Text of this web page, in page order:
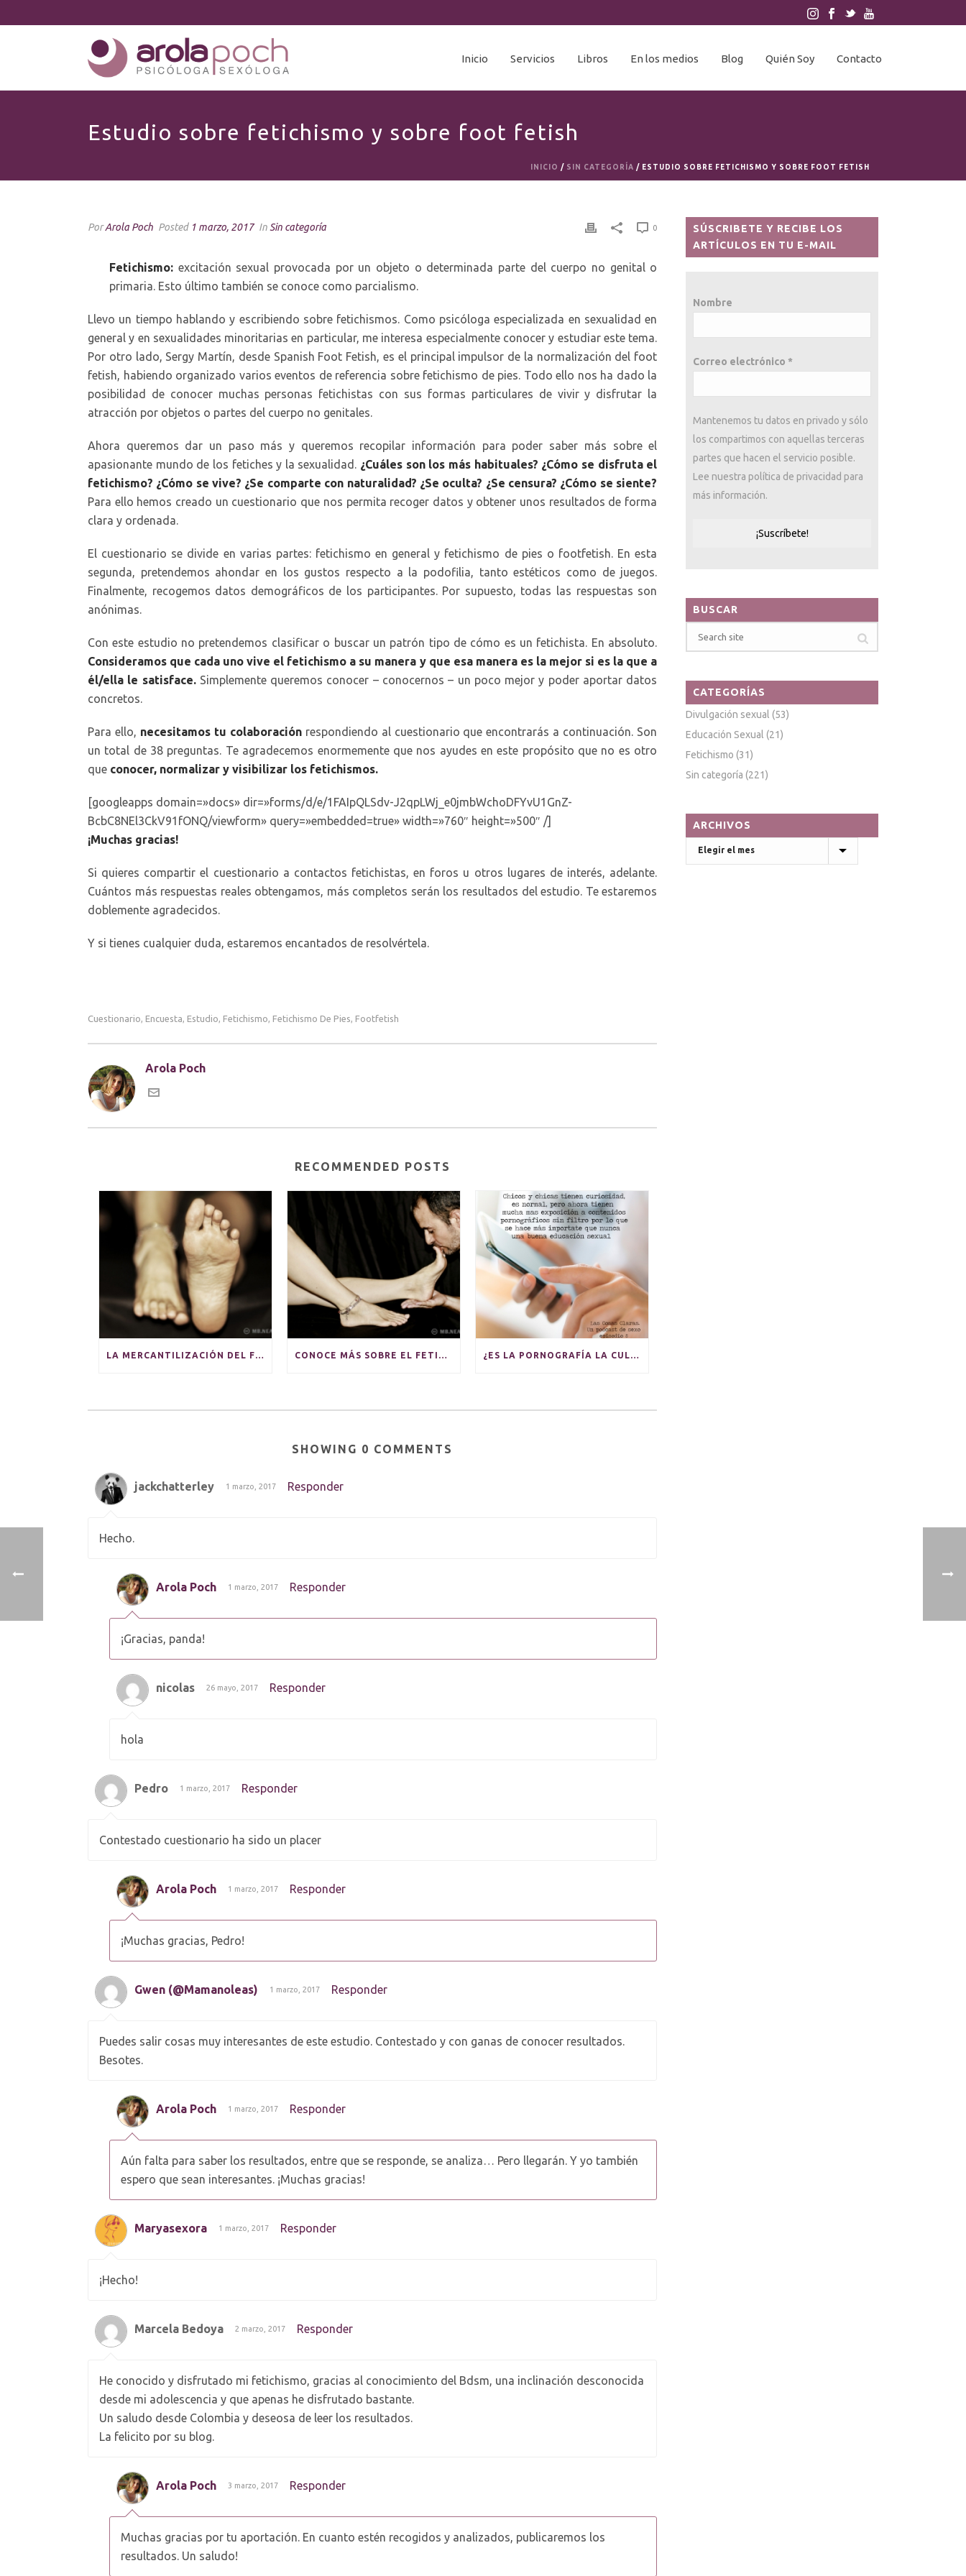
Inicio Servicios Libros En los medios Blog Quién Soy Contacto
Estudio sobre fetichismo y sobre foot fetish
INICIO / SIN CATEGORÍA / ESTUDIO SOBRE FETICHISMO Y SOBRE FOOT FETISH
PorArola Poch Posted 1 marzo, 2017 In Sin categoría 0
Fetichismo: excitación sexual provocada por un objeto o determinada parte del cuerpo no genital o
primaria. Esto último también se conoce como parcialismo.
Llevo un tiempo hablando y escribiendo sobre fetichismos. Como psicóloga especializada en sexualidad en
general y en sexualidades minoritarias en particular, me interesa especialmente conocer y estudiar este tema.
Por otro lado, Sergy Martín, desde Spanish Foot Fetish, es el principal impulsor de la normalización del foot
fetish, habiendo organizado varios eventos de referencia sobre fetichismo de pies. Todo ello nos ha dado la
posibilidad de conocer muchas personas fetichistas con sus formas particulares de vivir y disfrutar la
atracción por objetos o partes del cuerpo no genitales.
Ahora queremos dar un paso más y queremos recopilar información para poder saber más sobre el
apasionante mundo de los fetiches y la sexualidad. ¿Cuáles son los más habituales? ¿Cómo se disfruta el
fetichismo? ¿Cómo se vive? ¿Se comparte con naturalidad? ¿Se oculta? ¿Se censura? ¿Cómo se siente?
Para ello hemos creado un cuestionario que nos permita recoger datos y obtener unos resultados de forma
clara y ordenada.
El cuestionario se divide en varias partes: fetichismo en general y fetichismo de pies o footfetish. En esta
segunda, pretendemos ahondar en los gustos respecto a la podofilia, tanto estéticos como de juegos.
Finalmente, recogemos datos demográficos de los participantes. Por supuesto, todas las respuestas son
anónimas.
Con este estudio no pretendemos clasificar o buscar un patrón tipo de cómo es un fetichista. En absoluto.
Consideramos que cada uno vive el fetichismo a su manera y que esa manera es la mejor si es la que a
él/ella le satisface.Simplemente queremos conocer – conocernos – un poco mejor y poder aportar datos
concretos.
Para ello, necesitamos tu colaboraciónrespondiendo al cuestionario que encontrarás a continuación. Son
un total de 38 preguntas. Te agradecemos enormemente que nos ayudes en este propósito que no es otro
que conocer, normalizar y visibilizar los fetichismos.
[googleapps domain=»docs» dir=»forms/d/e/1FAIpQLSdv-J2qpLWj_e0jmbWchoDFYvU1GnZ-
BcbC8NEl3CkV91fONQ/viewform» query=»embedded=true» width=»760″ height=»500″ /]
¡Muchas gracias!
Si quieres compartir el cuestionario a contactos fetichistas, en foros u otros lugares de interés, adelante.
Cuántos más respuestas reales obtengamos, más completos serán los resultados del estudio. Te estaremos
doblemente agradecidos.
Y si tienes cualquier duda, estaremos encantados de resolvértela.
Cuestionario, Encuesta, Estudio, Fetichismo, Fetichismo De Pies, Footfetish
Arola Poch
RECOMMENDED POSTS
LA MERCANTILIZACIÓN DEL FETICHISMO CONOCE MÁS SOBRE EL FETICHISMO DE PIES ¿ES LA PORNOGRAFÍA LA CULPABLE DE LA MALA EDUCACIÓN SEXUAL DE LOS JÓVENES?
SHOWING 0 COMMENTS
jackchatterley 1 marzo, 2017 Responder
Hecho.
Arola Poch 1 marzo, 2017 Responder
¡Gracias, panda!
nicolas 26 mayo, 2017 Responder
hola
Pedro 1 marzo, 2017 Responder
Contestado cuestionario ha sido un placer
Arola Poch 1 marzo, 2017 Responder
¡Muchas gracias, Pedro!
Gwen (@Mamanoleas) 1 marzo, 2017 Responder
Puedes salir cosas muy interesantes de este estudio. Contestado y con ganas de conocer resultados.
Besotes.
Arola Poch 1 marzo, 2017 Responder
Aún falta para saber los resultados, entre que se responde, se analiza… Pero llegarán. Y yo también
espero que sean interesantes. ¡Muchas gracias!
Maryasexora 1 marzo, 2017 Responder
¡Hecho!
Marcela Bedoya 2 marzo, 2017 Responder
He conocido y disfrutado mi fetichismo, gracias al conocimiento del Bdsm, una inclinación desconocida
desde mi adolescencia y que apenas he disfrutado bastante.
Un saludo desde Colombia y deseosa de leer los resultados.
La felicito por su blog.
Arola Poch 3 marzo, 2017 Responder
Muchas gracias por tu aportación. En cuanto estén recogidos y analizados, publicaremos los
resultados. Un saludo!
SÚSCRIBETE Y RECIBE LOS
ARTÍCULOS EN TU E-MAIL
Nombre
Correo electrónico *
Mantenemos tu datos en privado y sólo
los compartimos con aquellas terceras
partes que hacen el servicio posible.
Lee nuestra política de privacidad para
más información.
BUSCAR
CATEGORÍAS
Divulgación sexual (53)
Educación Sexual (21)
Fetichismo (31)
Sin categoría (221)
ARCHIVOS
Archivos